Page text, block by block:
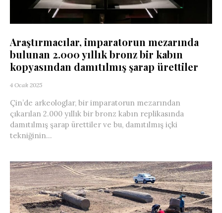
Araştırmacılar, imparatorun mezarında
bulunan 2.000 yıllık bronz bir kabın
kopyasından damıtılmış şarap ürettiler
4 Ocak 2025
Çin’de arkeologlar, bir imparatorun mezarından
çıkarılan 2.000 yıllık bir bronz kabın replikasında
damıtılmış şarap ürettiler ve bu, damıtılmış içki
tekniğinin...